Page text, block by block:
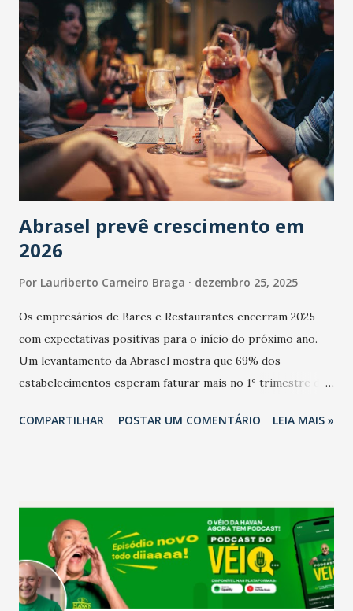
Abrasel prevê crescimento em
2026
Por Lauriberto Carneiro Braga dezembro 25, 2025
Os empresários de Bares e Restaurantes encerram 2025
com expectativas positivas para o início do próximo ano.
Um levantamento da Abrasel mostra que 69% dos
estabelecimentos esperam faturar mais no 1º trimestre de
relação ao último trimestre deste ano, 56% também
confraternizações de fim de ano e pelo pagamento do 13º
Salário para um número maior de trabalhadores, já que o
país tem a menor taxa de desemprego dos anos recentes.
Ainda segundo a Pesquisa, em novembro de 2025, 40% dos
bares e restaurantes operaram com lucro e outros 40%
COMPARTILHAR POSTAR UM COMENTÁRIO LEIA MAIS »